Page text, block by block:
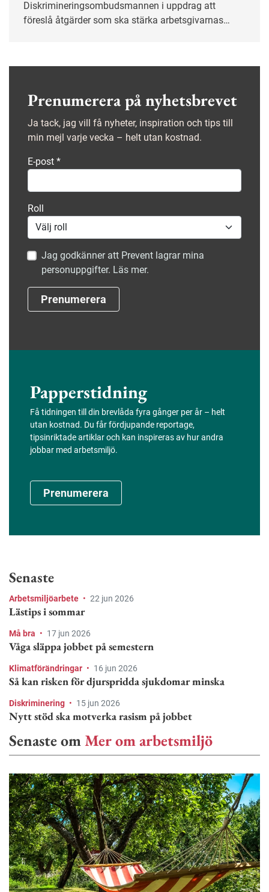
Diskrimineringsombudsmannen i uppdrag att
föreslå åtgärder som ska stärka arbetsgivarnas
Prenumerera på nyhetsbrevet
Ja tack, jag vill få nyheter, inspiration och tips till
min mejl varje vecka – helt utan kostnad.
E-post *
Roll
Jag godkänner att Prevent lagrar mina
personuppgifter. Läs mer.
Prenumerera
Papperstidning
Få tidningen till din brevlåda fyra gånger per år – helt
utan kostnad. Du får fördjupande reportage,
tipsinriktade artiklar och kan inspireras av hur andra
jobbar med arbetsmiljö.
Prenumerera
Senaste
Arbetsmiljöarbete • 22 jun 2026
Lästips i sommar
Må bra • 17 jun 2026
Våga släppa jobbet på semestern
Klimatförändringar • 16 jun 2026
Så kan risken för djurspridda sjukdomar minska
Diskriminering • 15 jun 2026
Nytt stöd ska motverka rasism på jobbet
Senaste omMer om arbetsmiljö